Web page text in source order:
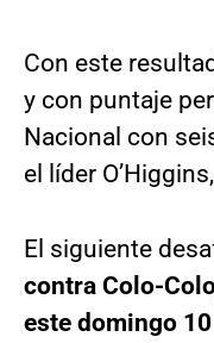
Con este
y con puntaje
Nacional con
el líder
El siguiente
contra Colo-
este domingo